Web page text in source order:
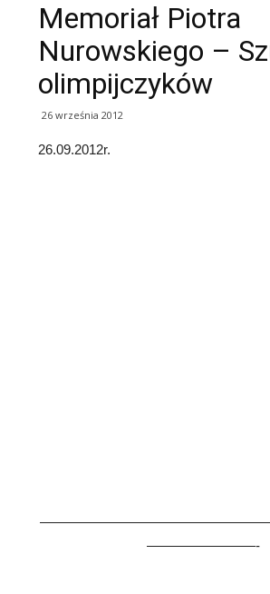
Memoriał Piotra
Nurowskiego –
olimpijczyków
26 września 2012
26.09.2012r.
————————-